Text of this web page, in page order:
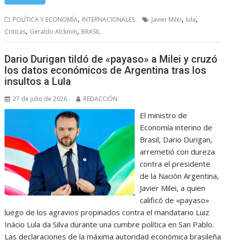
POLÍTICA Y ECONOMÍA, INTERNACIONALES Javier Milei, lula,
Criticas, Geraldo Alckmin, BRASIL
Dario Durigan tildó de «payaso» a Milei y cruzó
los datos económicos de Argentina tras los
insultos a Lula
27 de julio de 2026 REDACCIÓN
El ministro de
Economía interino de
Brasil, Dario Durigan,
arremetió con dureza
contra el presidente
de la Nación Argentina,
Javier Milei, a quien
calificó de «payaso»
luego de los agravios propinados contra el mandatario Luiz
Inácio Lula da Silva durante una cumbre política en San Pablo.
Las declaraciones de la máxima autoridad económica brasileña